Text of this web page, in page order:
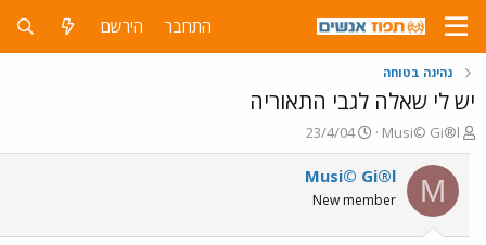
התחבר הירשם
נהיגה בטוחה
יש לי שאלה לגבי התאוריה
פ
ו
ת
ח
ה
Musi© Gi®l
פ
ו
ר
ם
23/4/04
M
Musi© Gi®l
New member